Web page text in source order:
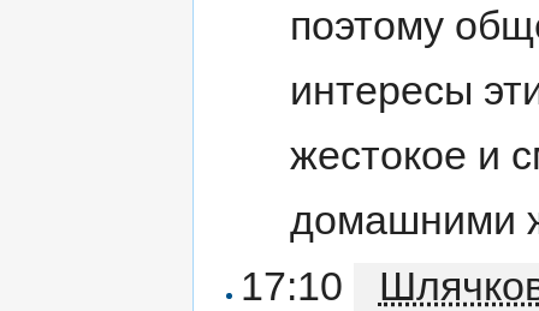
поэтому
интересы
жестокое и
домашними
17:10